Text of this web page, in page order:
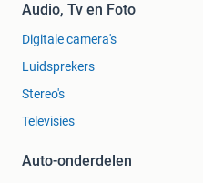
Audio, Tv en Foto
Digitale camera's
Luidsprekers
Stereo's
Televisies
Auto-onderdelen